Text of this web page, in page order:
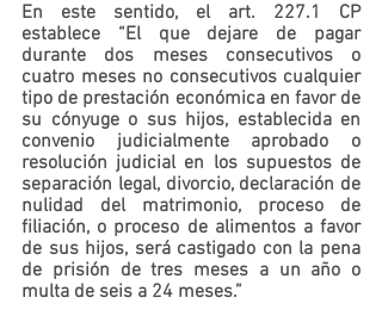
En este sentido, el art. 227.1 CP
establece “El que dejare de pagar
durante dos meses consecutivos o
cuatro meses no consecutivos cualquier
tipo de prestación económica en favor de
su cónyuge o sus hijos, establecida en
convenio judicialmente aprobado o
resolución judicial en los supuestos de
separación legal, divorcio, declaración de
nulidad del matrimonio, proceso de
filiación, o proceso de alimentos a favor
de sus hijos, será castigado con la pena
de prisión de tres meses a un año o
multa de seis a 24 meses.”